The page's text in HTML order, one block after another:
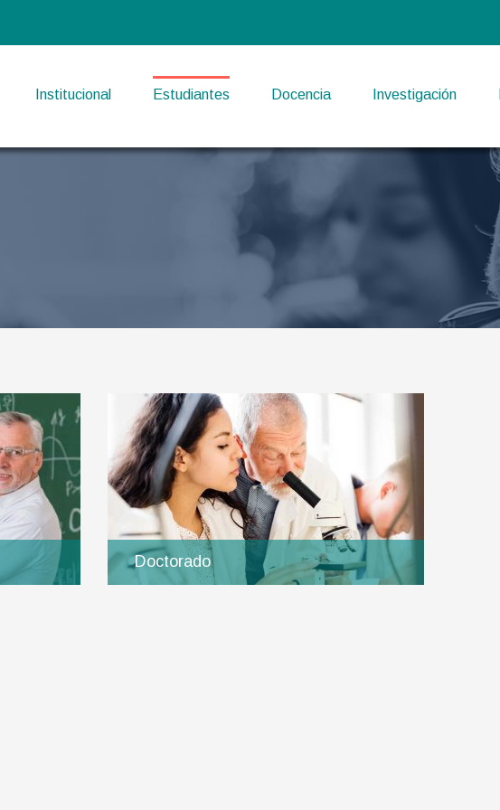
Institucional Estudiantes Docencia Investigación
Doctorado